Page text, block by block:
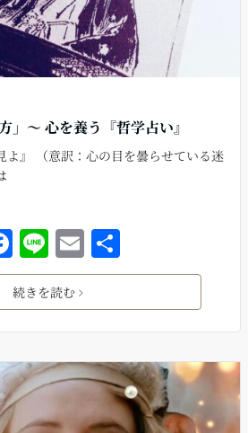
」〜 心を養う『哲学占い』
よ』 （意訳：心の目を曇らせている迷
F
a
c
e
b
o
o
Li
n
e
E
m
ai
l
有
続きを読む